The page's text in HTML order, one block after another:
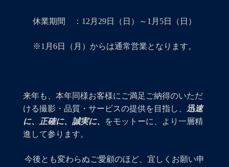
休業期間 ：12月29日（日）～1月5日（日）
※1月6日（月）からは通常営業となります。
来年も、本年同様お客様にご満足ご納得のいただ
ける撮影・品質・サービスの提供を目指し、
迅速
に、正確に、誠実に、
をモットーに、より一層精
進して参ります。
今後とも変わらぬご愛顧のほど、宜しくお願い申